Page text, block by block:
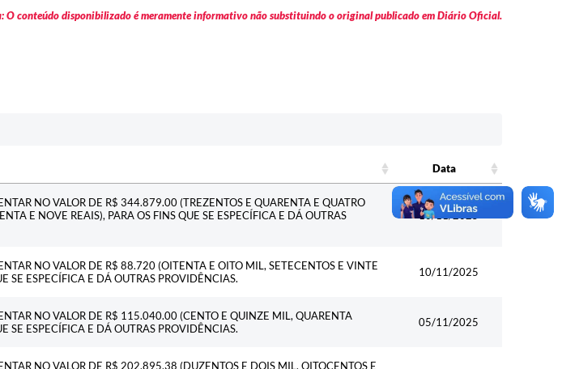
O conteúdo disponibilizado é meramente informativo não substituindo o original publicado em Diário Oficial.
Data
Data
NO VALOR DE R$ 344.879.00 (TREZENTOS E QUARENTA E QUATRO
E NOVE REAIS), PARA OS FINS QUE SE ESPECÍFICA E DÁ OUTRAS
10/11/2025
NO VALOR DE R$ 88.720 (OITENTA E OITO MIL, SETECENTOS E VINTE
SE ESPECÍFICA E DÁ OUTRAS PROVIDÊNCIAS.
10/11/2025
NO VALOR DE R$ 115.040.00 (CENTO E QUINZE MIL, QUARENTA
SE ESPECÍFICA E DÁ OUTRAS PROVIDÊNCIAS.
05/11/2025
NO VALOR DE R$ 202.895,38 (DUZENTOS E DOIS MIL, OITOCENTOS E